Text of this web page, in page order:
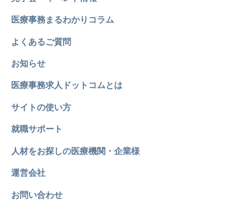
医療事務まるわかりコラム
よくあるご質問
お知らせ
医療事務求人ドットコムとは
サイトの使い方
就職サポート
人材をお探しの医療機関・企業様
運営会社
お問い合わせ